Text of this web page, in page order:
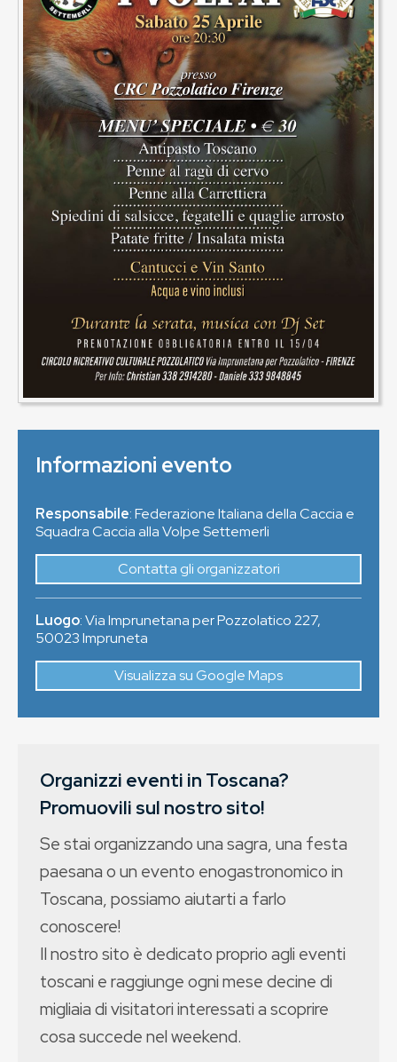
Informazioni evento
Responsabile: Federazione Italiana della Caccia e
Squadra Caccia alla Volpe Settemerli
Contatta gli organizzatori
Luogo:Via Imprunetana per Pozzolatico 227,
50023Impruneta
Visualizza su Google Maps
Organizzi eventi in Toscana?
Promuovili sul nostro sito!
Se stai organizzando una sagra, una festa
paesana o un evento enogastronomico in
Toscana, possiamo aiutarti a farlo
conoscere!
Il nostro sito è dedicato proprio agli eventi
toscani e raggiunge ogni mese decine di
migliaia di visitatori interessati a scoprire
cosa succede nel weekend.